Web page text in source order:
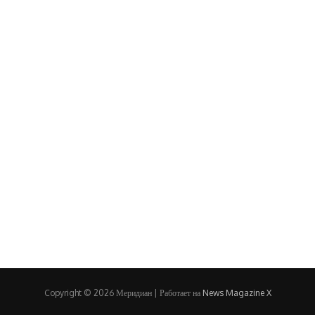
Copyright © 2026 Меридиан | Работает на News Magazine X